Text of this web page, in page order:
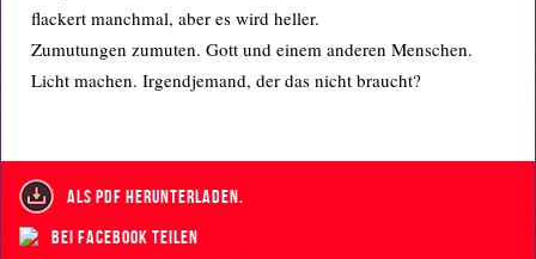
flackert manchmal, aber es wird heller.
Zumutungen zumuten. Gott und einem anderen Menschen.
Licht machen. Irgendjemand, der das nicht braucht?
als PDF herunterladen.
bei Facebook teilen